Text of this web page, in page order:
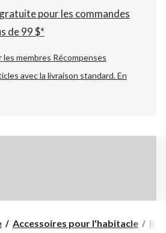
pour les commandes
de 99 $*
membres Récompenses
avec la livraison standard.En
Accessoires pour l'habitacle